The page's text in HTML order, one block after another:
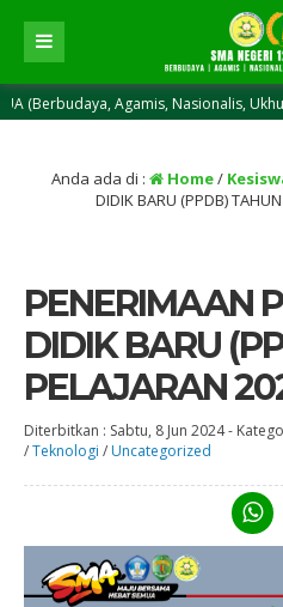
Agamis, Nasionalis, Ukhuwah,
Anda ada di : Home/
DIDIK BARU (PPDB)
PENERIMAAN
DIDIK BARU
PELAJARAN
Diterbitkan : Sabtu, 8 Jun 2024-
/Teknologi / Uncategorized